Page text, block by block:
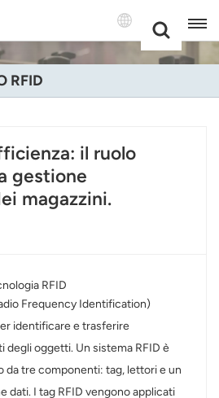
English
Deutsch
Русский
Español
Português
Nederland
عربي
RFID
il ruolo
gestione
magazzini.
RFID
Frequency Identification)
identificare e trasferire
degli oggetti. Un sistema RFID è
tre componenti: tag, lettori e un
dati. I tag RFID vengono applicati